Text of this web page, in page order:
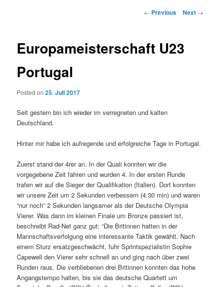
Post
← Previous Next →
Europameisterschaft U23
Portugal
Posted on25. Juli 2017
Seit gestern bin ich wieder im verregneten und kalten
Deutschland.
Hinter mir habe ich aufregende und erfolgreiche Tage in Portugal.
Zuerst stand der 4rer an. In der Quali konnten wir die
vorgegebene Zeit fahren und wurden 4. In der ersten Runde
trafen wir auf die Sieger der Qualifikation (Italien). Dort konnten
wir unsere Zeit um 2 Sekunden verbessern (4:30 min) und waren
“nur noch” 2 Sekunden langsamer als der Deutsche Olympia
Vierer. Was dann im kleinen Finale um Bronze passiert ist,
beschreibt Rad-Net ganz gut: “Die Britinnen hatten in der
Mannschaftsverfolgung eine interessante Taktik gewählt. Nach
einem Sturz ersatzgeschwächt, fuhr Sprintspezialistin Sophie
Capewell den Vierer sehr schnell an und ging nach über zwei
Runden raus. Die verbliebenen drei Britinnen konnten das hohe
Angangstempo halten, bis sie das deutsche Quartett um